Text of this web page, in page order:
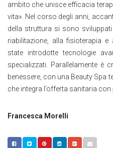
ambito che unisce efficacia
vita». Nel corso degli anni,
della struttura si sono
riabilitazione, alla fisioterapia
state introdotte tecnologie
specializzati. Parallelamente è
benessere, con una Beauty Spa
che integra l’offerta sanitaria
Francesca Morelli